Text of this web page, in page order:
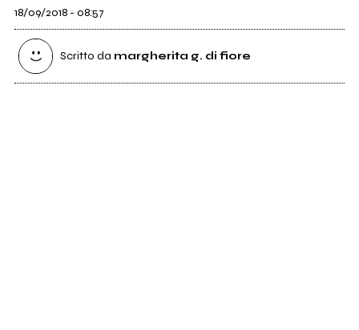
18/09/2018 - 08:57
Scritto da margherita g. di fiore